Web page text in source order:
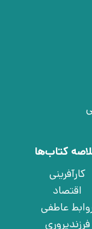
کتاب‌ها
کارآفرینی
اقتصاد
عاطفی
فرزندپروری